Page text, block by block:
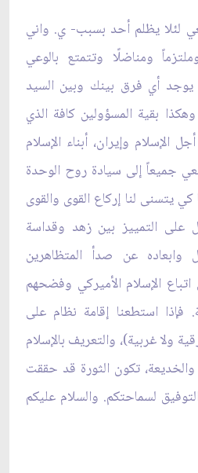
لئلا يظلم أحد بسبب- ي. واني
ومناضلًا وتتمتع بالوعي
يوجد أي فرق بينك وبين السيد
بقية المسؤولين كافة الذي
الإسلام وإيران، أبناء الإسلام
جميعاً إلى سيادة روح الوحدة
يتسنى لنا إركاع القوى والقوى
التمييز بين زهد وقداسة
وابعاده عن صدأ المتظاهرين
الإسلام الأميركي وفضحهم
فإذا استطعنا إقامة نظام على‏
ولا غربية)، والتعريف بالإسلام
والخديعة، تكون الثورة قد حققت
لسماحتكم. والسلام عليكم